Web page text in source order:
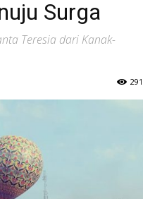
Surga
Teresia dari Kanak-
291